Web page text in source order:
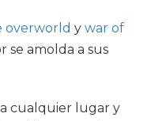
overworld y war of
se amolda a sus
cualquier lugar y